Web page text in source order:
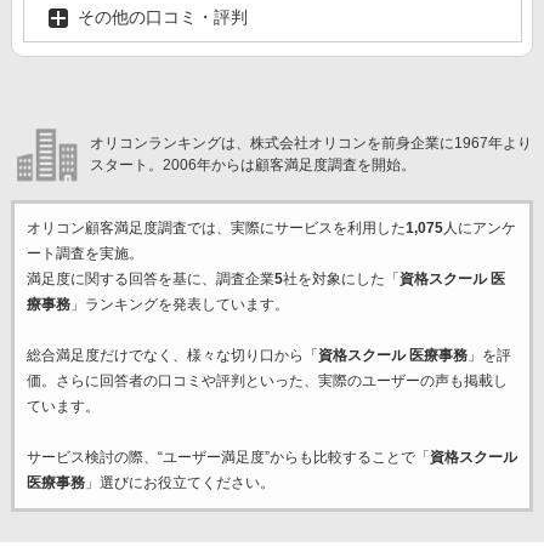
その他の口コミ・評判
オリコンランキングは、株式会社オリコンを前身企業に1967年より
スタート。2006年からは顧客満足度調査を開始。
オリコン顧客満足度調査では、実際にサービスを利用した1,075人にアンケ
ート調査を実施。
満足度に関する回答を基に、調査企業5社を対象にした「 資格スクール 医
療事務」ランキングを発表しています。
総合満足度だけでなく、様々な切り口から「 資格スクール 医療事務」を評
価。さらに回答者の口コミや評判といった、実際のユーザーの声も掲載し
ています。
サービス検討の際、“ユーザー満足度”からも比較することで「 資格スクール
医療事務」選びにお役立てください。